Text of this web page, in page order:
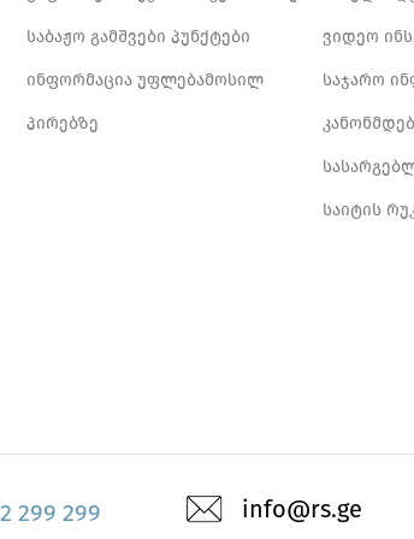
საბაჟო გამშვები პუნქტები
ინფორმაცია უფლებამოსილ
პირებზე
ვიდეო
საჯარო
საიტის
info@rs.ge
2 299 299